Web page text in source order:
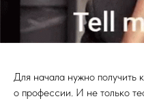
Для начала нужно
о профессии. И не только